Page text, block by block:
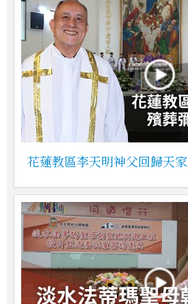
花蓮教區李天明神父回歸天家